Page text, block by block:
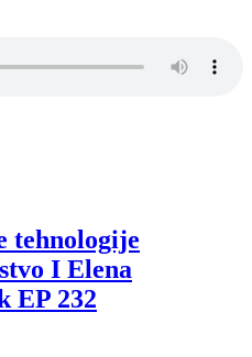
tehnologije
I Elena
EP 232